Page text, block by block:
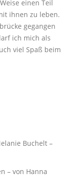
einen Teil
ihnen zu leben.
gegangen
ich mich als
viel Spaß beim
Buchelt –
– von Hanna